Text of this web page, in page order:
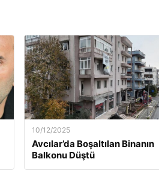
10/12/2025
Avcılar’da Boşaltılan Binanın
Balkonu Düştü